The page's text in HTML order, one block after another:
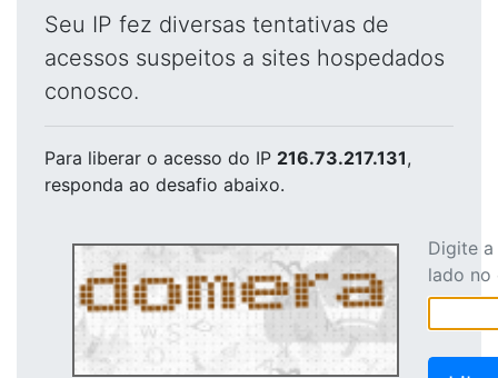
Seu IP fez diversas tentativas de
acessos suspeitos a sites hospedados
conosco.
Para liberar o acesso do IP 216.73.217.131,
responda ao desafio abaixo.
Digite
lado no